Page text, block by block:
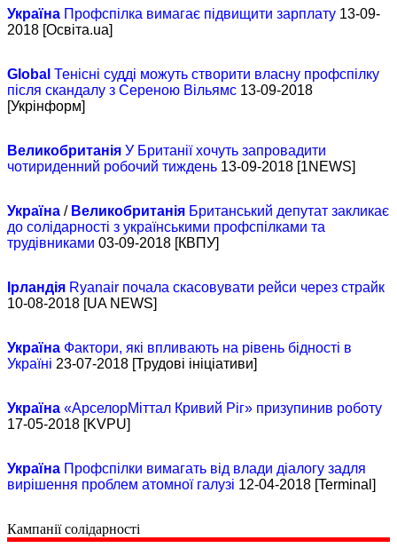
Україна Профспілка вимагає підвищити зарплату 13-09-
2018 [Освіта.ua]
Global Тенісні судді можуть створити власну профспілку
після скандалу з Сереною Вільямс 13-09-2018
[Укрінформ]
Великобританія У Британії хочуть запровадити
чотириденний робочий тиждень 13-09-2018 [1NEWS]
Україна / Великобританія Британський депутат закликає
до солідарності з українськими профспілками та
трудівниками 03-09-2018 [КВПУ]
Ірландія Ryanair почала скасовувати рейси через страйк
10-08-2018 [UA NEWS]
Україна Фактори, які впливають на рівень бідності в
Україні 23-07-2018 [Трудові ініціативи]
Україна «АрселорМіттал Кривий Ріг» призупинив роботу
17-05-2018 [KVPU]
Україна Профспілки вимагать від влади діалогу задля
вирішення проблем атомної галузі 12-04-2018 [Terminal]
Кампанії солідарності